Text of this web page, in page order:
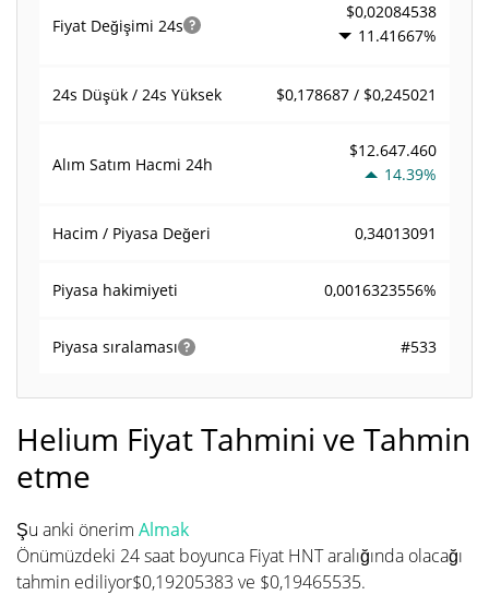
Fiyat Değişimi 24s
$0,02084538
11.41667%
24s Düşük / 24s Yüksek $0,178687 / $0,245021
Alım Satım Hacmi 24h
$12.647.460
14.39%
Hacim / Piyasa Değeri 0,34013091
Piyasa hakimiyeti 0,0016323556%
Piyasa sıralaması #533
Helium Fiyat Tahmini ve Tahmin
etme
Şu anki önerim Almak
Önümüzdeki 24 saat boyunca Fiyat HNT aralığında olacağı
tahmin ediliyor$0,19205383 ve $0,19465535.